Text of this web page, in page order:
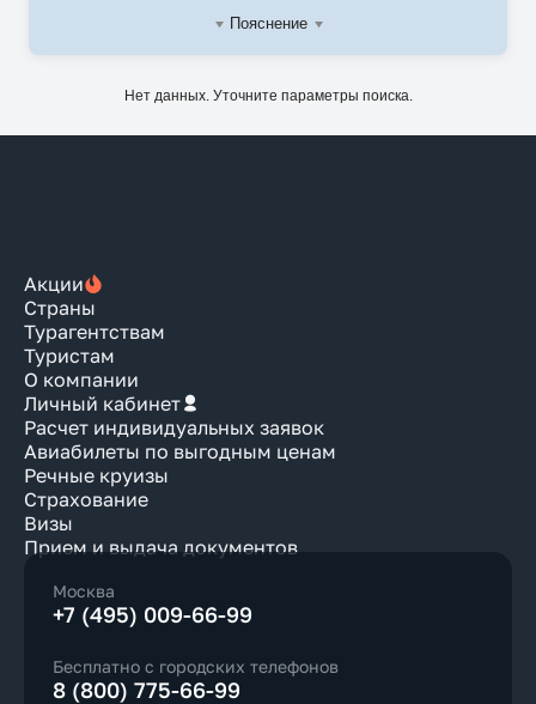
Пояснение
Нет данных. Уточните параметры поиска.
Акции
Страны
Турагентствам
Туристам
О компании
Личный кабинет
Расчет индивидуальных заявок
Авиабилеты по выгодным ценам
Речные круизы
Страхование
Визы
Прием и выдача документов
Москва
+7 (495) 009-66-99
Бесплатно с городских телефонов
8 (800) 775-66-99